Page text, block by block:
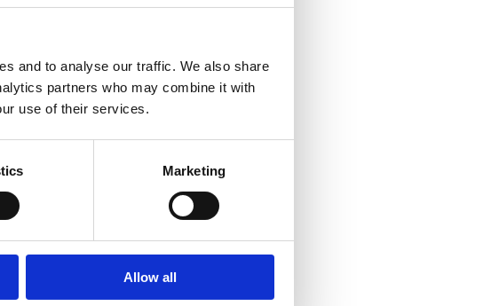
and to analyse our traffic. We also share
partners who may combine it with
use of their services.
Marketing
Allow all
je een